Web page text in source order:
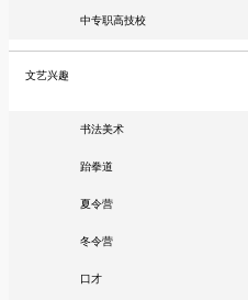
中专职高技校
文艺兴趣
书法美术
跆拳道
夏令营
冬令营
口才